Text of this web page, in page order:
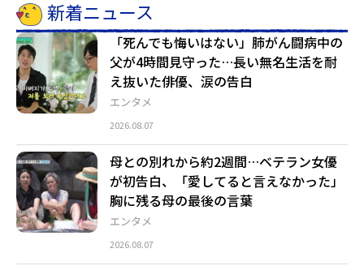
新着ニュース
エンタメ
「死んでも悔いはない」肺がん闘病中の
父が4時間見守った…長い無名生活を耐
え抜いた俳優、涙の告白
2026.08.07
エンタメ
母との別れから約2週間…ベテラン女優
が初告白、「愛してると言えなかった」
胸に残る母の最後の言葉
2026.08.07